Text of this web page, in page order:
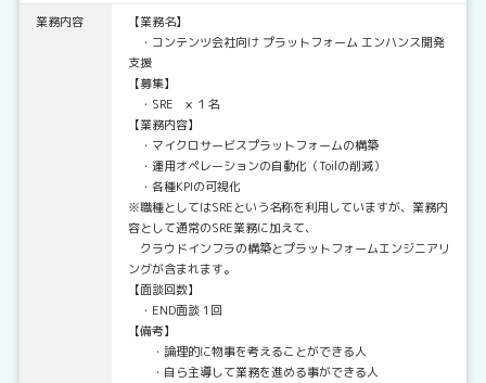
業務内容
【業務名】
・コンテンツ会社向け プラットフォーム エンハンス開発
支援
【募集】
・SRE × １名
【業務内容】
・マイクロサービスプラットフォームの構築
・運用オペレーションの自動化（Toilの削減）
・各種KPIの可視化
※職種としてはSREという名称を利用していますが、業務内
容として通常のSRE業務に加えて、
クラウドインフラの構築とプラットフォームエンジニアリ
ングが含まれます。
【面談回数】
・END面談 1回
【備考】
・論理的に物事を考えることができる人
・自ら主導して業務を進める事ができる人